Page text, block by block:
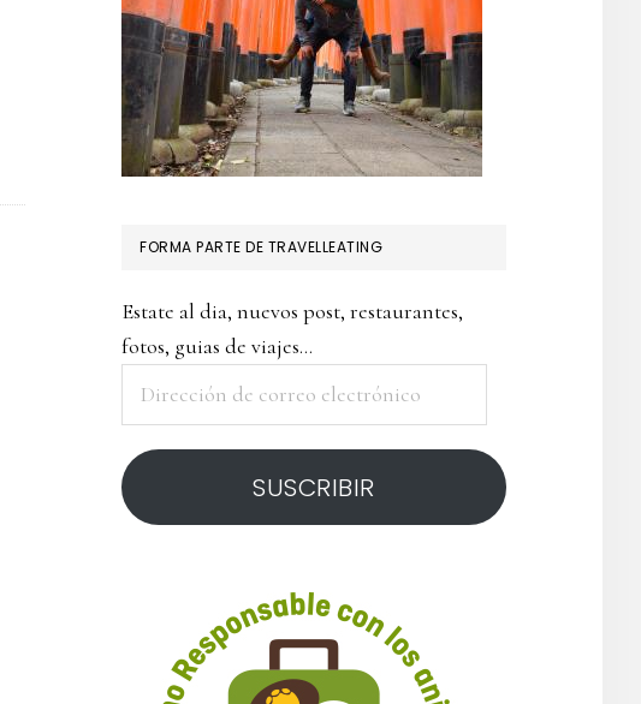
SWAZILANDIA
FORMA PARTE DE TRAVELLEATING
Estate al dia, nuevos post, restaurantes,
fotos, guias de viajes...
correo
electrónico
SUSCRIBIR